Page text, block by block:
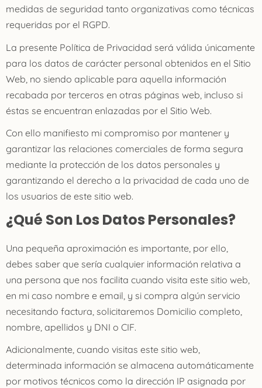
medidas de seguridad tanto organizativas como técnicas
requeridas por el RGPD.
La presente Política de Privacidad será válida únicamente
para los datos de carácter personal obtenidos en el Sitio
Web, no siendo aplicable para aquella información
recabada por terceros en otras páginas web, incluso si
éstas se encuentran enlazadas por el Sitio Web.
Con ello manifiesto mi compromiso por mantener y
garantizar las relaciones comerciales de forma segura
mediante la protección de los datos personales y
garantizando el derecho a la privacidad de cada uno de
los usuarios de este sitio web.
¿Qué Son Los Datos Personales?
Una pequeña aproximación es importante, por ello,
debes saber que sería cualquier información relativa a
una persona que nos facilita cuando visita este sitio web,
en mi caso nombre e email, y si compra algún servicio
necesitando factura, solicitaremos Domicilio completo,
nombre, apellidos y DNI o CIF.
Adicionalmente, cuando visitas este sitio web,
determinada información se almacena automáticamente
por motivos técnicos como la dirección IP asignada por